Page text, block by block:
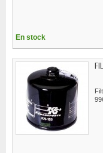
En stock